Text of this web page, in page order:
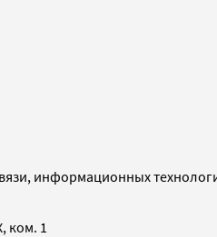
информационных
ком. 1